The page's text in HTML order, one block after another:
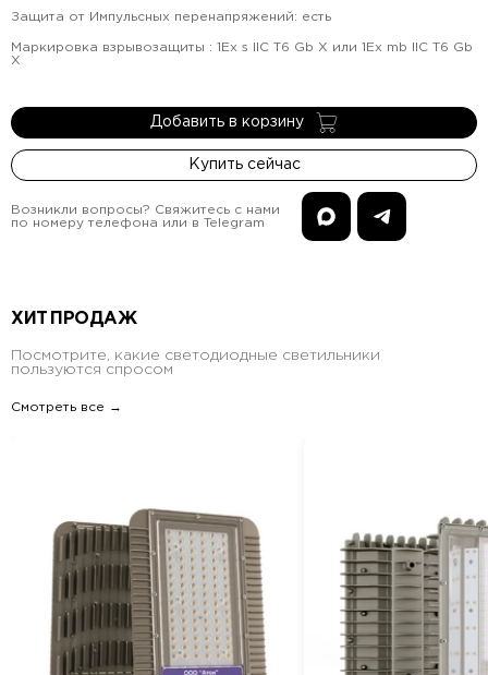
Защита от Импульсных перенапряжений: есть
Маркировка взрывозащиты : 1Ex s IIC T6 Gb X или 1Ex mb IIC T6 Gb
X
Добавить в корзину
Купить сейчас
Возникли вопросы? Свяжитесь с нами
по номеру телефона или в Telegram
ХИТ ПРОДАЖ
Посмотрите, какие светодиодные светильники
пользуются спросом
Смотреть все →